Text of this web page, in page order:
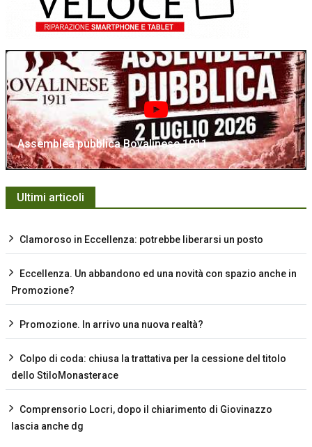
Assemblea pubblica Bovalinese 1911
Ultimi articoli
Clamoroso in Eccellenza: potrebbe liberarsi un posto
Eccellenza. Un abbandono ed una novità con spazio anche in
Promozione?
Promozione. In arrivo una nuova realtà?
Colpo di coda: chiusa la trattativa per la cessione del titolo
dello StiloMonasterace
Comprensorio Locri, dopo il chiarimento di Giovinazzo
lascia anche dg